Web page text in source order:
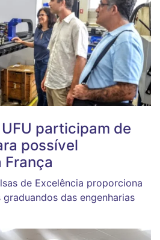
participam de
possível
França
de Excelência proporciona
das engenharias